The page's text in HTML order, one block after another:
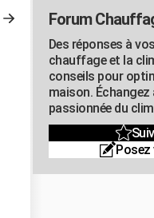
Forum
Des réponses à
chauffage et la
conseils pour
maison.
passionnée du